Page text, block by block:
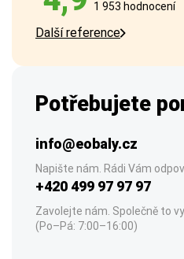
1 953 hodnocení
Další reference
Potřebujete
info@eobaly.cz
Napište nám. Rádi Vám
+420 499 97 97 97
Zavolejte nám. Společně to
(Po–Pá: 7:00–16:00)